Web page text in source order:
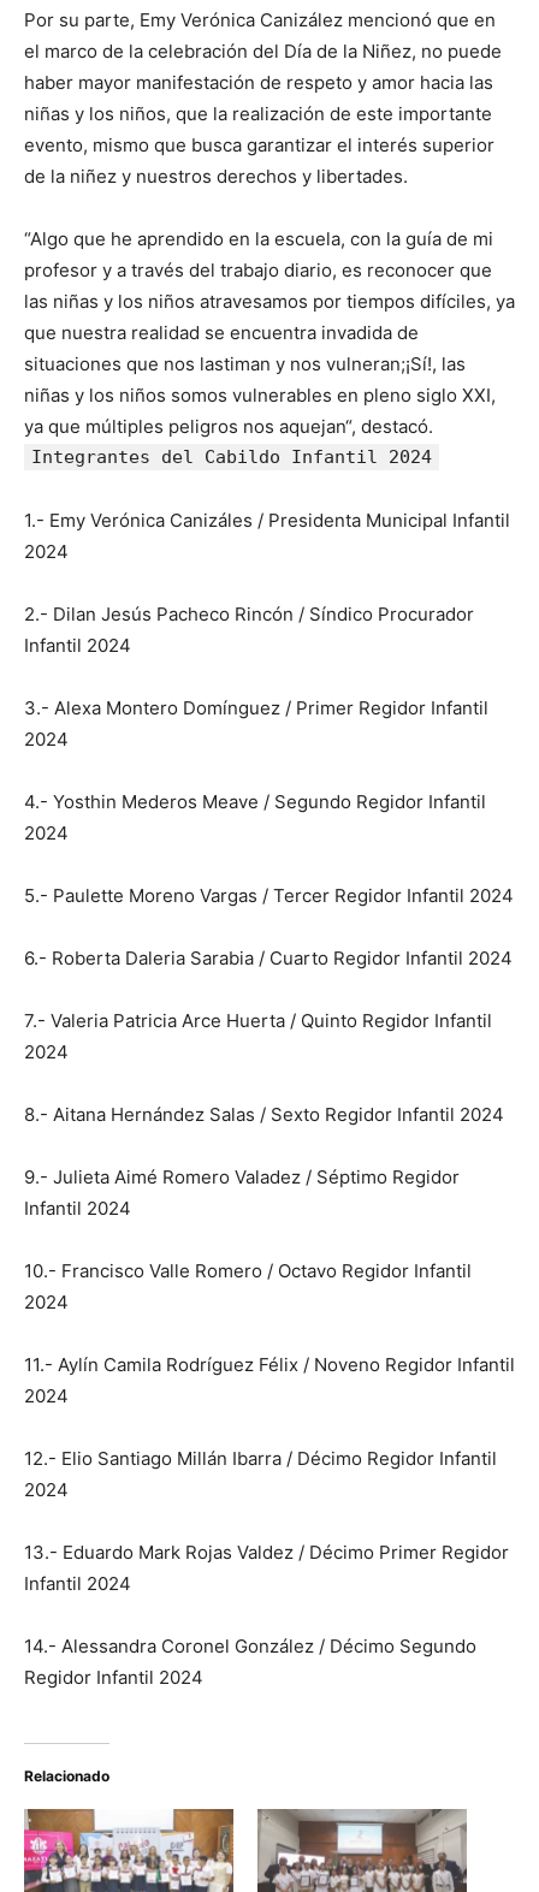
Por su parte, Emy Verónica Canizález mencionó que en
el marco de la celebración del Día de la Niñez, no puede
haber mayor manifestación de respeto y amor hacia las
niñas y los niños, que la realización de este importante
evento, mismo que busca garantizar el interés superior
de la niñez y nuestros derechos y libertades.
“Algo que he aprendido en la escuela, con la guía de mi
profesor y a través del trabajo diario, es reconocer que
las niñas y los niños atravesamos por tiempos difíciles, ya
que nuestra realidad se encuentra invadida de
situaciones que nos lastiman y nos vulneran;¡Sí!, las
niñas y los niños somos vulnerables en pleno siglo XXI,
ya que múltiples peligros nos aquejan“, destacó.
Integrantes del Cabildo Infantil 2024
1.- Emy Verónica Canizáles / Presidenta Municipal Infantil
2024
2.- Dilan Jesús Pacheco Rincón / Síndico Procurador
Infantil 2024
3.- Alexa Montero Domínguez / Primer Regidor Infantil
2024
4.- Yosthin Mederos Meave / Segundo Regidor Infantil
2024
5.- Paulette Moreno Vargas / Tercer Regidor Infantil 2024
6.- Roberta Daleria Sarabia / Cuarto Regidor Infantil 2024
7.- Valeria Patricia Arce Huerta / Quinto Regidor Infantil
2024
8.- Aitana Hernández Salas / Sexto Regidor Infantil 2024
9.- Julieta Aimé Romero Valadez / Séptimo Regidor
Infantil 2024
10.- Francisco Valle Romero / Octavo Regidor Infantil
2024
11.- Aylín Camila Rodríguez Félix / Noveno Regidor Infantil
2024
12.- Elio Santiago Millán Ibarra / Décimo Regidor Infantil
2024
13.- Eduardo Mark Rojas Valdez / Décimo Primer Regidor
Infantil 2024
14.- Alessandra Coronel González / Décimo Segundo
Regidor Infantil 2024
Relacionado